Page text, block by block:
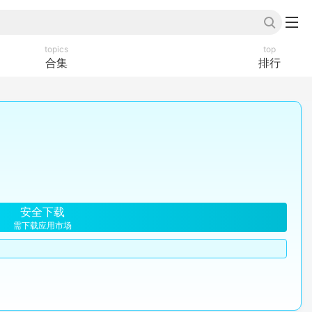
topics
合集
top
排行
安全下载
需下载应用市场